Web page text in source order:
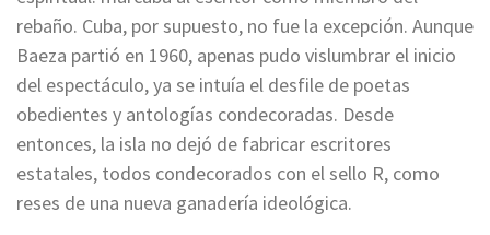
rebaño. Cuba, por supuesto, no fue la excepción. Aunque
Baeza partió en 1960, apenas pudo vislumbrar el inicio
del espectáculo, ya se intuía el desfile de poetas
obedientes y antologías condecoradas. Desde
entonces, la isla no dejó de fabricar escritores
estatales, todos condecorados con el sello R, como
reses de una nueva ganadería ideológica.